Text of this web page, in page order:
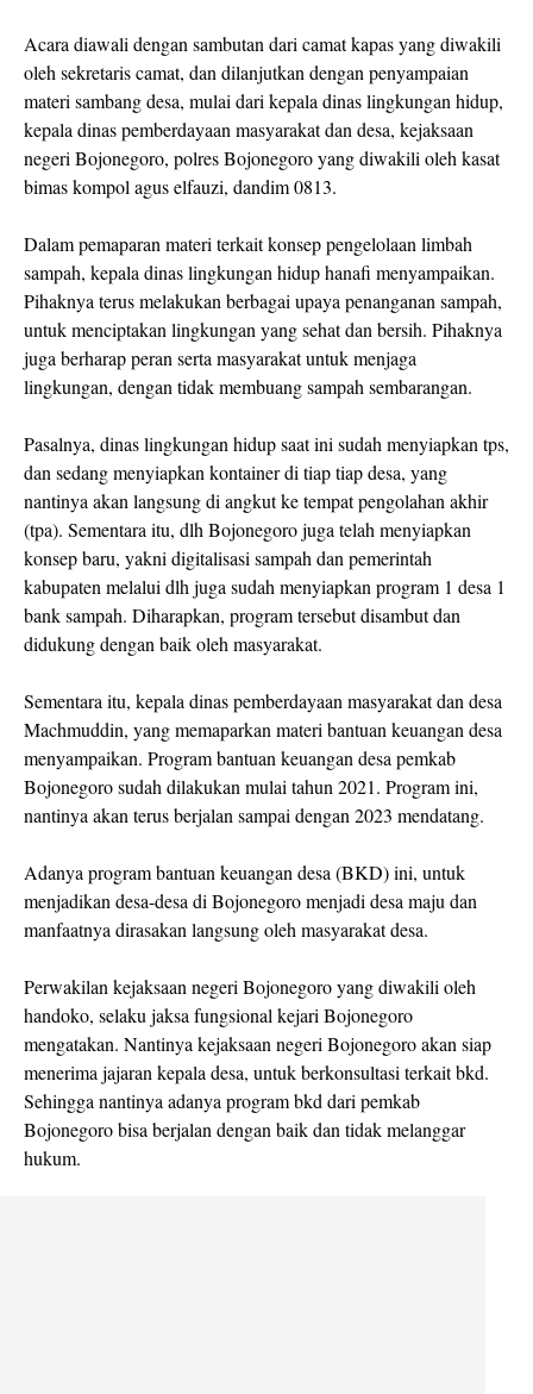
Acara diawali dengan sambutan dari camat kapas yang diwakili
oleh sekretaris camat, dan dilanjutkan dengan penyampaian
materi sambang desa, mulai dari kepala dinas lingkungan hidup,
kepala dinas pemberdayaan masyarakat dan desa, kejaksaan
negeri Bojonegoro, polres Bojonegoro yang diwakili oleh kasat
bimas kompol agus elfauzi, dandim 0813.
Dalam pemaparan materi terkait konsep pengelolaan limbah
sampah, kepala dinas lingkungan hidup hanafi menyampaikan.
Pihaknya terus melakukan berbagai upaya penanganan sampah,
untuk menciptakan lingkungan yang sehat dan bersih. Pihaknya
juga berharap peran serta masyarakat untuk menjaga
lingkungan, dengan tidak membuang sampah sembarangan.
Pasalnya, dinas lingkungan hidup saat ini sudah menyiapkan tps,
dan sedang menyiapkan kontainer di tiap tiap desa, yang
nantinya akan langsung di angkut ke tempat pengolahan akhir
(tpa). Sementara itu, dlh Bojonegoro juga telah menyiapkan
konsep baru, yakni digitalisasi sampah dan pemerintah
kabupaten melalui dlh juga sudah menyiapkan program 1 desa 1
bank sampah. Diharapkan, program tersebut disambut dan
didukung dengan baik oleh masyarakat.
Sementara itu, kepala dinas pemberdayaan masyarakat dan desa
Machmuddin, yang memaparkan materi bantuan keuangan desa
menyampaikan. Program bantuan keuangan desa pemkab
Bojonegoro sudah dilakukan mulai tahun 2021. Program ini,
nantinya akan terus berjalan sampai dengan 2023 mendatang.
Adanya program bantuan keuangan desa (BKD) ini, untuk
menjadikan desa-desa di Bojonegoro menjadi desa maju dan
manfaatnya dirasakan langsung oleh masyarakat desa.
Perwakilan kejaksaan negeri Bojonegoro yang diwakili oleh
handoko, selaku jaksa fungsional kejari Bojonegoro
mengatakan. Nantinya kejaksaan negeri Bojonegoro akan siap
menerima jajaran kepala desa, untuk berkonsultasi terkait bkd.
Sehingga nantinya adanya program bkd dari pemkab
Bojonegoro bisa berjalan dengan baik dan tidak melanggar
hukum.